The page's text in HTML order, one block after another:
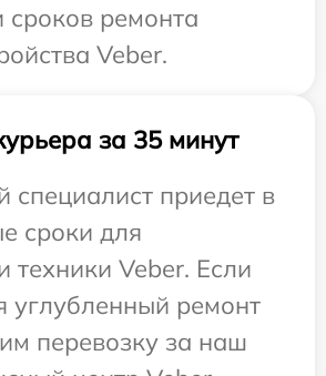
сроков ремонта
Veber.
за 35 минут
специалист приедет в
сроки для
техники Veber. Если
углубленный ремонт
перевозку за наш